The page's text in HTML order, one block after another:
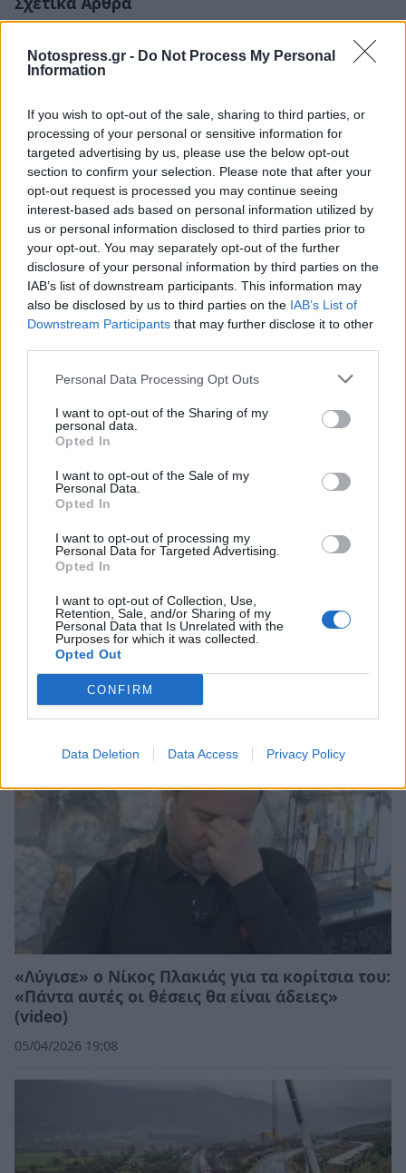
Notospress.gr - Do Not Process My Personal
Information
If you wish to opt-out of the sale, sharing to third parties, or
processing of your personal or sensitive information for
targeted advertising by us, please use the below opt-out
section to confirm your selection. Please note that after your
opt-out request is processed you may continue seeing
interest-based ads based on personal information utilized by
us or personal information disclosed to third parties prior to
your opt-out. You may separately opt-out of the further
disclosure of your personal information by third parties on the
IAB’s list of downstream participants. This information may
also be disclosed by us to third parties on the IAB’s List of
Downstream Participants that may further disclose it to other
Personal Data Processing Opt Outs
I want to opt-out of the Sharing of my
personal data.
Opted In
I want to opt-out of the Sale of my
Personal Data.
Opted In
I want to opt-out of processing my
Personal Data for Targeted Advertising.
Opted In
I want to opt-out of Collection, Use,
Retention, Sale, and/or Sharing of my
Personal Data that Is Unrelated with the
Purposes for which it was collected.
Opted Out
CONFIRM
Data Deletion Data Access Privacy Policy
Σαν σήμερα το πολύνεκρο τροχαίο στα Τέμπη
στις 13 Απριλίου του 2003
Αποζημίωση 420.000 ευρώ σε συγγενείς
θύματος των Τεμπών
05/04/2026 20:15
«Λύγισε» ο Νίκος Πλακιάς για τα κορίτσια του:
«Πάντα αυτές οι θέσεις θα είναι άδειες»
(video)
05/04/2026 19:08